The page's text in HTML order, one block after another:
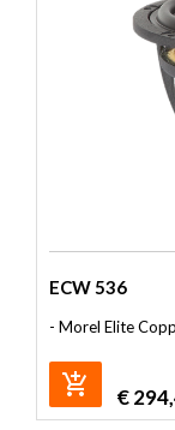
ECW 536
- Morel Elite
€